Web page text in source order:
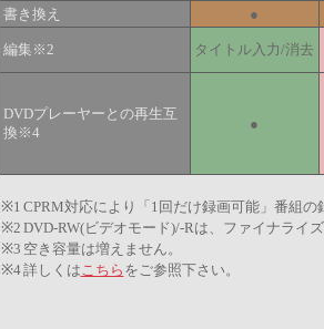
書き換え ●
編集※2 タイトル入力/消去
DVDプレーヤーとの再生互
換※4
●
※1 CPRM対応により「1回だけ録画可能」番組の
※2 DVD-RW(ビデオモード)/-Rは、ファイナライ
※3 空き容量は増えません。
※4詳しくはこちら をご参照下さい。